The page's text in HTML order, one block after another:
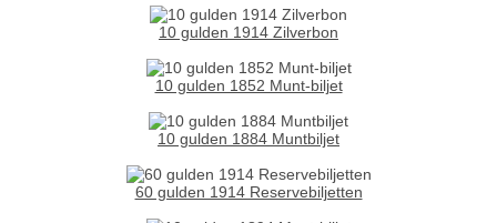
10 gulden 1914 Zilverbon
10 gulden 1852 Munt-biljet
10 gulden 1884 Muntbiljet
60 gulden 1914 Reservebiljetten